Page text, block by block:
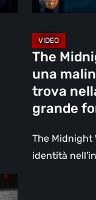
gotica
trova
nella
fragilità
la
sua
The
una
trova
grande
The Midnight
identità